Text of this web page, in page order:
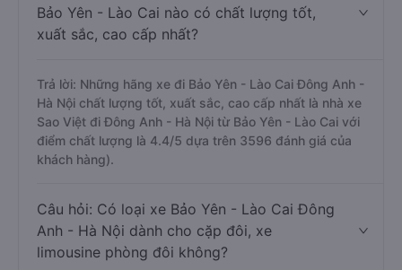
Bảo Yên - Lào Cai nào có chất lượng tốt,
xuất sắc, cao cấp nhất?
Trả lời: Những hãng xe đi Bảo Yên - Lào Cai Đông Anh -
Hà Nội chất lượng tốt, xuất sắc, cao cấp nhất là nhà xe
Sao Việt đi Đông Anh - Hà Nội từ Bảo Yên - Lào Cai với
điểm chất lượng là 4.4/5 dựa trên 3596 đánh giá của
khách hàng).
Câu hỏi: Có loại xe Bảo Yên - Lào Cai Đông
Anh - Hà Nội dành cho cặp đôi, xe
limousine phòng đôi không?